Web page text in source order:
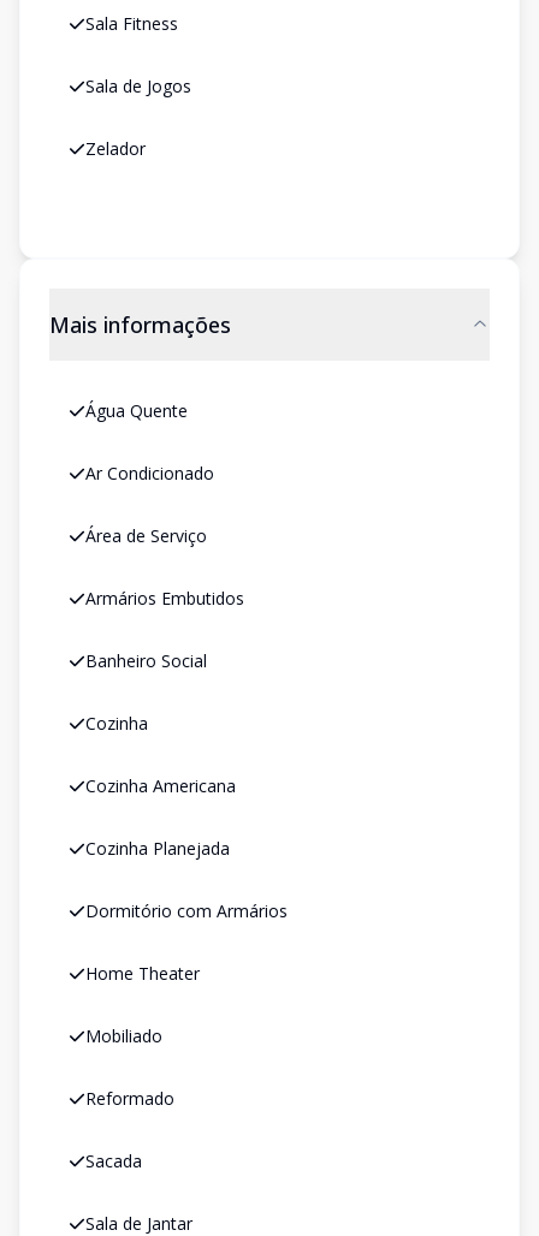
Sala Fitness
Sala de Jogos
Zelador
Mais informações
Água Quente
Ar Condicionado
Área de Serviço
Armários Embutidos
Banheiro Social
Cozinha
Cozinha Americana
Cozinha Planejada
Dormitório com Armários
Home Theater
Mobiliado
Reformado
Sacada
Sala de Jantar